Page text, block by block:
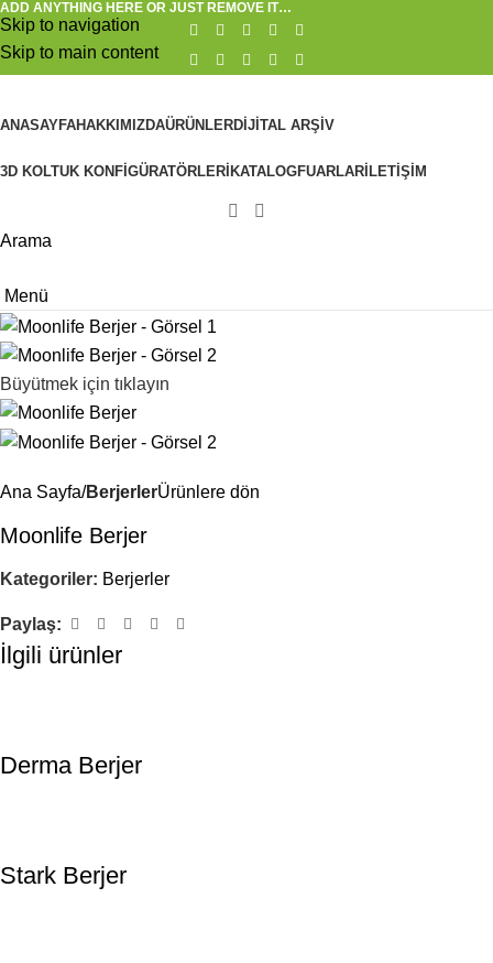
Skip to navigation
Skip to main content
ADD ANYTHING HERE OR JUST REMOVE IT…
ANASAYFAHAKKIMIZDAÜRÜNLERDIJITAL ARŞIV
3D KOLTUK KONFIGÜRATÖRLERI KATALOGFUARLAR İLETIŞIM
Arama
Menü
Büyütmek için tıklayın
Ana Sayfa BerjerlerÜrünlere dön
Moonlife Berjer
Kategoriler: Berjerler
Paylaş:
İlgili ürünler
Derma Berjer
Stark Berjer